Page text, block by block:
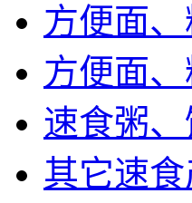
方便面
方便面
速食粥、
其它速